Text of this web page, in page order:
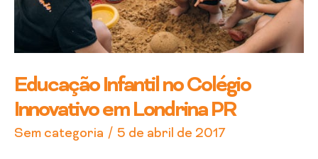
Educação Infantil no Colégio
Innovativo em Londrina PR
Sem categoria / 5 de abril de 2017